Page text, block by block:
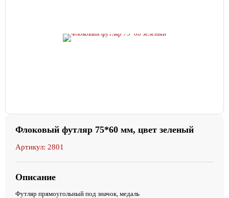
Флоковый футляр 75*60 мм, цвет зеленый
Артикул: 2801
Описание
Футляр прямоугольный под значок, медаль